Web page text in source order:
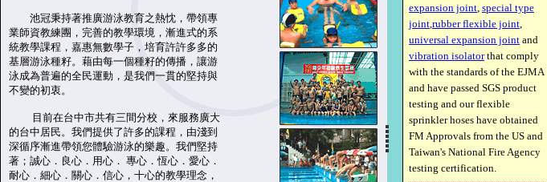
池冠秉持著推廣游泳教育之熱忱，帶領專
業師資教練團，完善的教學環境，漸進式的系
統教學課程，嘉惠無數學子，培育許許多多的
基層游泳種籽。藉由每一個種籽的傳播，讓游
泳成為普遍的全民運動，是我們一貫的堅持與
不變的初衷。
目前在台中市共有三間分校，來服務廣大
的台中居民。我們提供了許多的課程，由淺到
深循序漸進帶領您體驗游泳的樂趣。我們堅持
著；誠心．良心．用心． 專心．恆心．愛心．
耐心．細心．關心．信心，十心的教學理念，
expansion joint, special type
joint,rubber flexible joint,
universal expansion joint and
vibration isolatorthat comply
with the standards of the EJMA
and have passed SGS product
testing and our flexible
sprinkler hoses have obtained
FM Approvals from the US and
Taiwan's National Fire Agency
testing certification.